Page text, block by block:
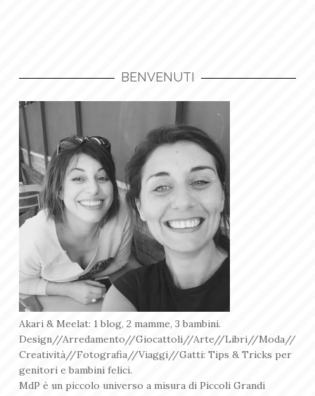
BENVENUTI
Akari & Meelat: 1 blog, 2 mamme, 3 bambini.
Design//Arredamento//Giocattoli//Arte//Libri//Moda//
Creatività//Fotografia//Viaggi//Gatti: Tips & Tricks per
genitori e bambini felici.
MdP è un piccolo universo a misura di Piccoli Grandi